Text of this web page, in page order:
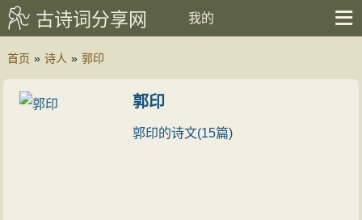
古诗词分享网 我的
首页 » 诗人 » 郭印
郭印
郭印的诗文(15篇)